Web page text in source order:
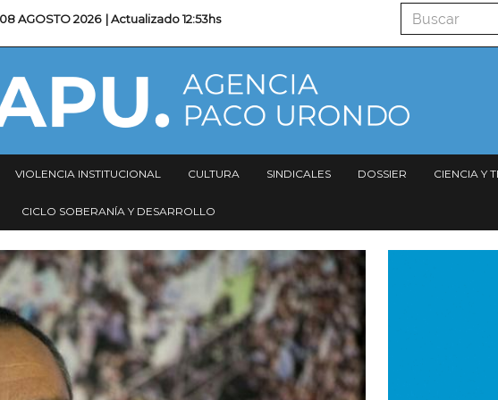
08 AGOSTO 2026 | Actualizado12:53hs Buscar
VIOLENCIA INSTITUCIONAL CULTURA SINDICALES DOSSIER CIENCIA Y
CICLO SOBERANÍA Y DESARROLLO